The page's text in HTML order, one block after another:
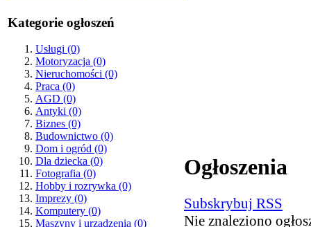
Kategorie ogłoszeń
Usługi (0)
Motoryzacja (0)
Nieruchomości (0)
Praca (0)
AGD (0)
Antyki (0)
Biznes (0)
Budownictwo (0)
Dom i ogród (0)
Dla dziecka (0)
Fotografia (0)
Hobby i rozrywka (0)
Imprezy (0)
Komputery (0)
Maszyny i urządzenia (0)
Ogłoszenia
Subskrybuj RSS
Nie znaleziono